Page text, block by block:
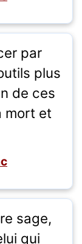
par
plus
de ces
mort et
sage,
qui